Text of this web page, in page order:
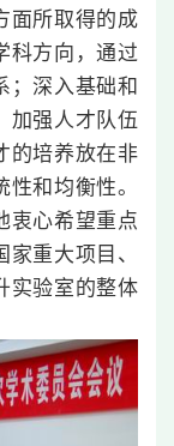
面所取得的成
科方向，通过
；深入基础和
加强人才队伍
的培养放在非
和均衡性。
衷心希望重点
重大项目、
实验室的整体